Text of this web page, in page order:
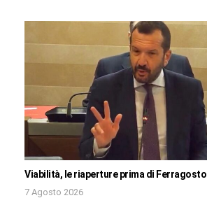
Viabilità, le riaperture prima di Ferragosto
7 Agosto 2026